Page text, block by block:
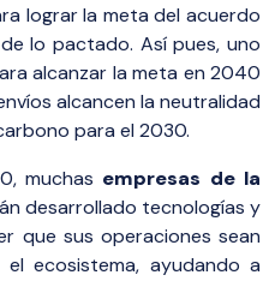
lograr la meta del acuerdo
lo pactado. Así pues, uno
alcanzar la meta en 2040
alcancen la neutralidad
para el 2030.
muchas empresas de la
desarrollado tecnologías y
que sus operaciones sean
ecosistema, ayudando a